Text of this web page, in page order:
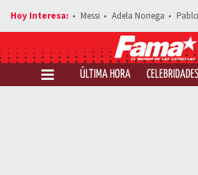
Messi Adela Noriega
ÚLTIMA HORA CELEBRIDADES